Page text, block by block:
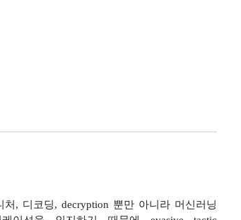
, 디코딩, decryption 뿐만 아니라 머신러닝